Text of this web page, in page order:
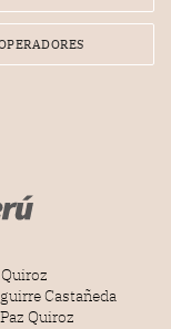
Castañeda
Quiroz